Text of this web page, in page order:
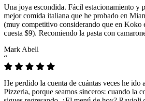
Una joya escondida. Fácil estacionamiento y
mejor comida italiana que he probado en
(muy competitivo considerando que en Koko
cuesta $9). Recomiendo la pasta con
Mark Abell
“
He perdido la cuenta de cuántas veces he ido
Pizzeria, porque seamos sinceros: cuando la